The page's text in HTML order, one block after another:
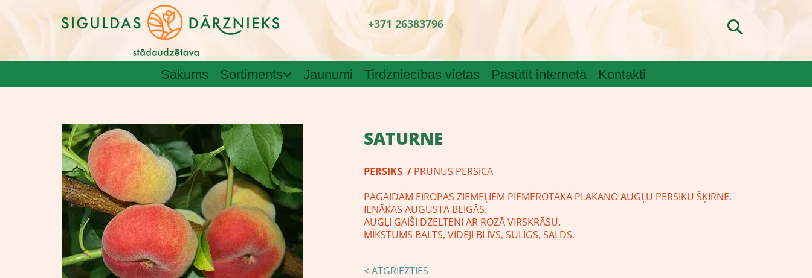
+371 26383796
Sākums Sortiments Jaunumi Tirdzniecības vietas Pasūtīt internetā Kontakti
SATURNE
PERSIKS / PRUNUS PERSICA
PAGAIDĀM EIROPAS ZIEMEĻIEM PIEMĒROTĀKĀ PLAKANO AUGĻU PERSIKU ŠĶIRNE.
IENĀKAS AUGUSTA BEIGĀS.
AUGĻI GAIŠI DZELTENI AR ROZĀ VIRSKRĀSU.
MĪKSTUMS BALTS, VIDĒJI BLĪVS, SULĪGS, SALDS.
< ATGRIEZTIES